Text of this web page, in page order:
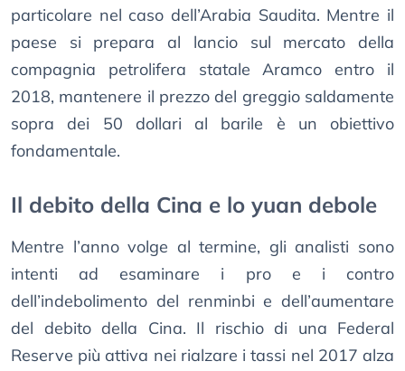
particolare nel caso dell’Arabia Saudita. Mentre il
paese si prepara al lancio sul mercato della
compagnia petrolifera statale Aramco entro il
2018, mantenere il prezzo del greggio saldamente
sopra dei 50 dollari al barile è un obiettivo
fondamentale.
Il debito della Cina e lo yuan debole
Mentre l’anno volge al termine, gli analisti sono
intenti ad esaminare i pro e i contro
dell’indebolimento del renminbi e dell’aumentare
del debito della Cina. Il rischio di una Federal
Reserve più attiva nei rialzare i tassi nel 2017 alza